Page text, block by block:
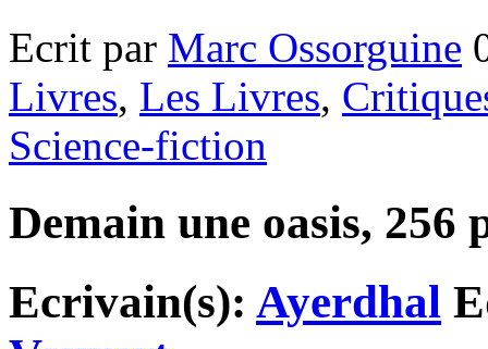
Ecrit par Marc Ossorguine
Livres, Les Livres,
Science-fiction
Demain une oasis, 256
Ecrivain(s): Ayerdhal